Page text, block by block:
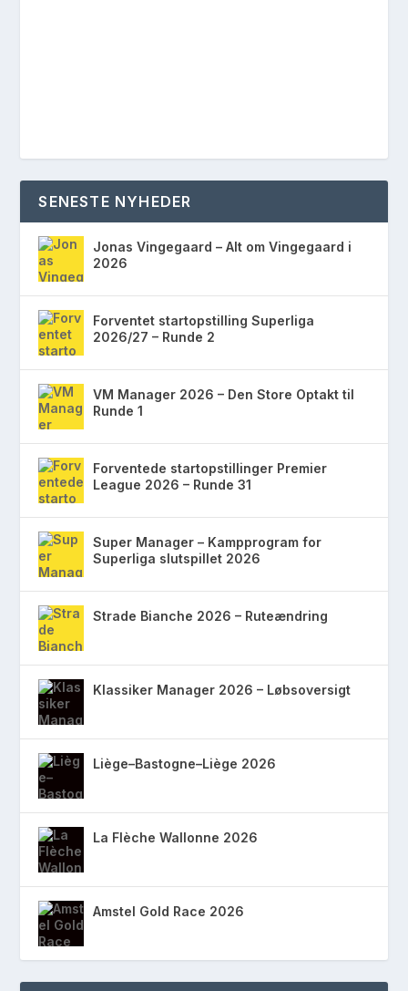
SENESTE NYHEDER
Jonas Vingegaard – Alt om Vingegaard i
2026
Forventet startopstilling Superliga
2026/27 – Runde 2
VM Manager 2026 – Den Store Optakt til
Runde 1
Forventede startopstillinger Premier
League 2026 – Runde 31
Super Manager – Kampprogram for
Superliga slutspillet 2026
Strade Bianche 2026 – Ruteændring
Klassiker Manager 2026 – Løbsoversigt
Liège–Bastogne–Liège 2026
La Flèche Wallonne 2026
Amstel Gold Race 2026